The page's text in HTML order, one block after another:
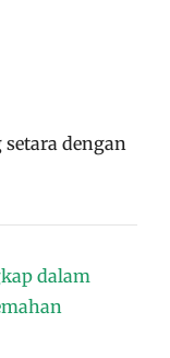
dengan
dalam